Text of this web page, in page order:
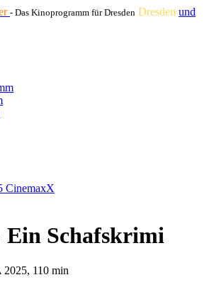
- Das Kinoprogramm für Dresden Dresden und
CinemaxX
Schafskrimi
110 min